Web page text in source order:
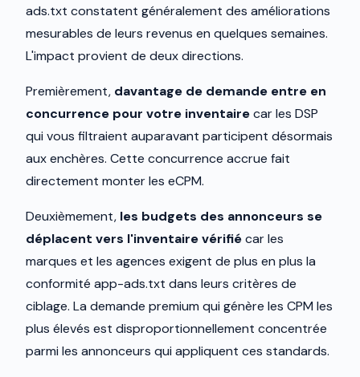
ads.txt constatent généralement des améliorations
mesurables de leurs revenus en quelques semaines.
L'impact provient de deux directions.
Premièrement, davantage de demande entre en
concurrence pour votre inventairecar les DSP
qui vous filtraient auparavant participent désormais
aux enchères. Cette concurrence accrue fait
directement monter les eCPM.
Deuxièmement, les budgets des annonceurs se
déplacent vers l'inventaire vérifiécar les
marques et les agences exigent de plus en plus la
conformité app-ads.txt dans leurs critères de
ciblage. La demande premium qui génère les CPM les
plus élevés est disproportionnellement concentrée
parmi les annonceurs qui appliquent ces standards.